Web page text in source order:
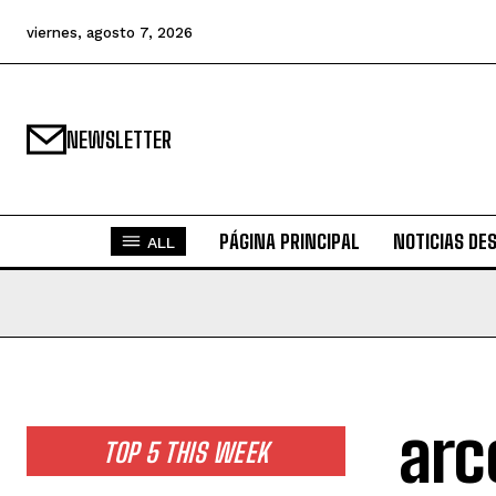
viernes, agosto 7, 2026
NEWSLETTER
ALL PÁGINA PRINCIPAL NOTICIAS
TOP 5 THIS WEEK